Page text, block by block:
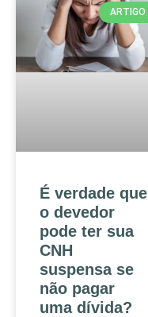
ARTIGO
É verdade que
o devedor
pode ter sua
CNH
suspensa se
não pagar
uma dívida?